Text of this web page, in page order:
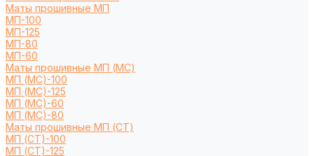
Маты прошивные МП
МП-100
МП-125
МП-80
МП-60
Маты прошивные МП (МС)
МП (МС)-100
МП (МС)-125
МП (МС)-60
МП (МС)-80
Маты прошивные МП (СТ)
МП (СТ)-100
МП (СТ)-125